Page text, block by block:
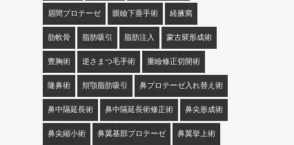
眉間プロテーゼ 眼瞼下垂手術 経腋窩
肋軟骨 脂肪吸引 脂肪注入 蒙古襞形成術
豊胸術 逆さまつ毛手術 重瞼修正切開術
隆鼻術 頬顎脂肪吸引 鼻プロテーゼ入れ替え術
鼻中隔延長術 鼻中隔延長術修正術 鼻尖形成術
鼻尖縮小術 鼻翼基部プロテーゼ 鼻翼挙上術